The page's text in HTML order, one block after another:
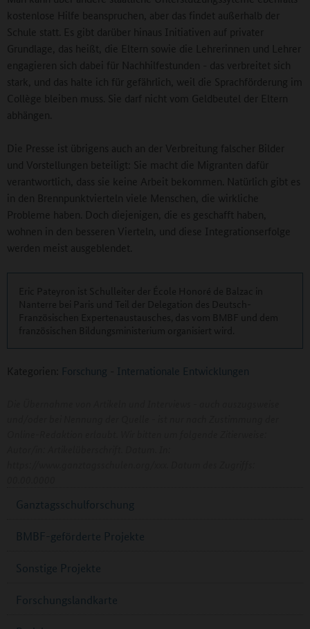
kostenlose Hilfe beanspruchen, aber das findet außerhalb der
Schule statt. Es gibt darüber hinaus Initiativen auf privater
Grundlage, das heißt, die Eltern sowie die Lehrerinnen und Lehrer
engagieren sich dabei für Nachhilfestunden - das verbreitet sich
stark, und das halte ich für gefährlich, weil die Sprachförderung im
Collège bleiben muss. Sie darf nicht vom Geldbeutel der Eltern
abhängen.
Die Presse ist übrigens auch an der Verbreitung falscher Bilder
und Vorstellungen beteiligt: Sie macht die Migranten dafür
verantwortlich, dass sie keine Arbeit bekommen. Natürlich gibt es
in den Brennpunktvierteln viele Menschen, die wirkliche
Probleme haben. Doch diejenigen, die es geschafft haben,
wohnen in den besseren Vierteln, und diese Integrationserfolge
werden meist ausgeblendet.
Kategorien: Forschung - Internationale Entwicklungen
Ganztagsschulforschung
BMBF-geförderte Projekte
Sonstige Projekte
Forschungslandkarte